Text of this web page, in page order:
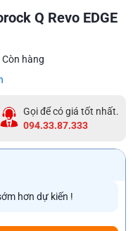
Q Revo EDGE
Còn hàng
Gọi để có giá tốt nhất.
094.33.87.333
hơn dự kiến !